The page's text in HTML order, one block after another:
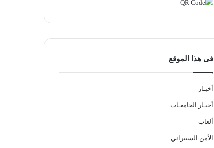
فى هذا الموقع
أخبـار
أخبـار الجامعـات
ألعاب
الأمن السيبراني